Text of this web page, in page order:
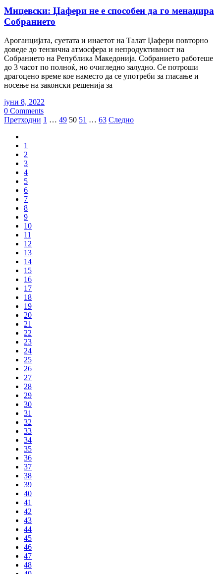
Мицевски: Џафери не е способен да го менаџира
Собранието
Ароганцијата, суетата и инаетот на Талат Џафери повторно
доведе до тензична атмосфера и непродуктивност на
Собранието на Република Македонија. Собранието работеше
до 3 часот по полноќ, но очигледно залудно. Се потроши
драгоцено време кое наместо да се употреби за гласање и
носење на законски решенија за
јуни 8, 2022
0 Comments
Posts
pagination
Претходни 1 … 49 50 51 … 63 Следно
1
2
3
4
5
6
7
8
9
10
11
12
13
14
15
16
17
18
19
20
21
22
23
24
25
26
27
28
29
30
31
32
33
34
35
36
37
38
39
40
41
42
43
44
45
46
47
48